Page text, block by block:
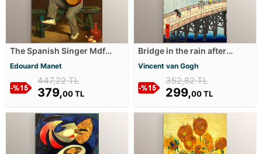
The Spanish Singer Mdf
Edouard Manet
447,22 TL
379,00 TL
Bridge in the rain after
Hiroshige Mdf Tablosu
Vincent van Gogh
352,82 TL
299,00 TL